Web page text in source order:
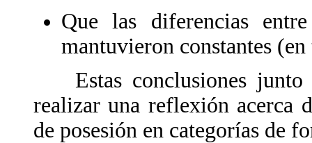
Que las diferencias
mantuvieron constantes
Estas conclusiones junto
realizar una reflexión acerca
de posesión en categorías de